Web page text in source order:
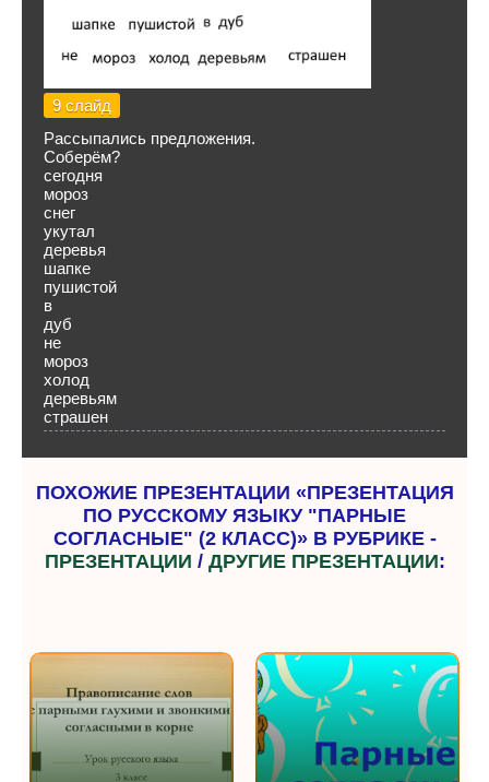
9 слайд
Рассыпались предложения.
Соберём?
сегодня
мороз
снег
укутал
деревья
шапке
пушистой
в
дуб
не
мороз
холод
деревьям
страшен
ПОХОЖИЕ ПРЕЗЕНТАЦИИ «ПРЕЗЕНТАЦИЯ
ПО РУССКОМУ ЯЗЫКУ "ПАРНЫЕ
СОГЛАСНЫЕ" (2 КЛАСС)» В РУБРИКЕ -
ПРЕЗЕНТАЦИИ / ДРУГИЕ ПРЕЗЕНТАЦИИ: